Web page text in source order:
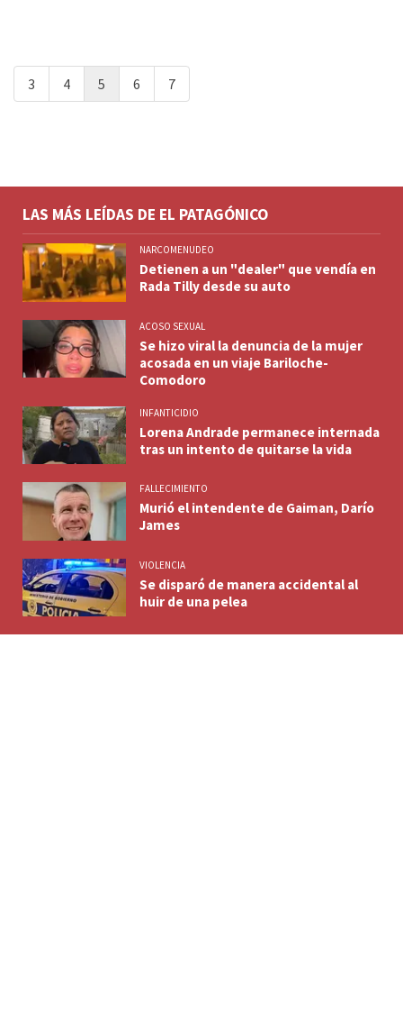
3 4 5 6 7
LAS MÁS LEÍDAS DE EL PATAGÓNICO
NARCOMENUDEO
Detienen a un "dealer" que vendía en
Rada Tilly desde su auto
ACOSO SEXUAL
Se hizo viral la denuncia de la mujer
acosada en un viaje Bariloche-
Comodoro
INFANTICIDIO
Lorena Andrade permanece internada
tras un intento de quitarse la vida
FALLECIMIENTO
Murió el intendente de Gaiman, Darío
James
VIOLENCIA
Se disparó de manera accidental al
huir de una pelea